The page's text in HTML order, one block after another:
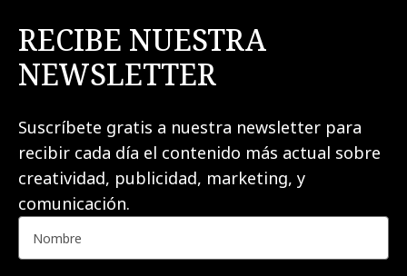
RECIBE NUESTRA
NEWSLETTER
Suscríbete gratis a nuestra newsletter para
recibir cada día el contenido más actual sobre
creatividad, publicidad, marketing, y
comunicación.